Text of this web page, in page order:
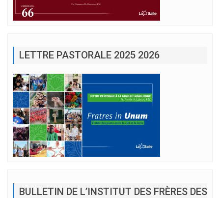
LETTRE PASTORALE 2025 2026
BULLETIN DE L’INSTITUT DES FRÈRES DES